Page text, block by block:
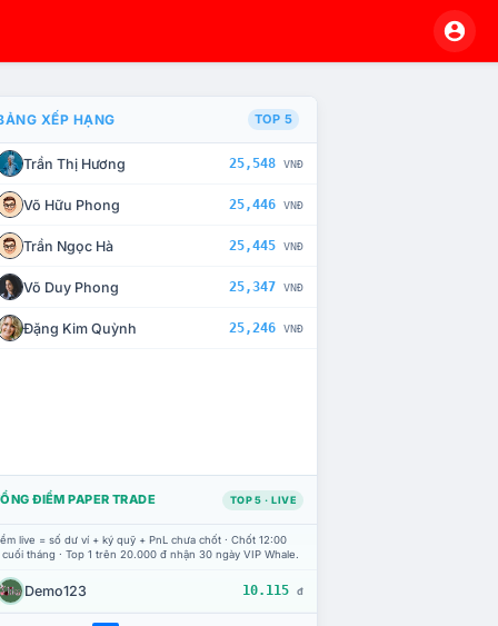
CHẾ TÀI XỬ LÝ VI PHẠM
XẾP HẠNG TOP 5
Trần Thị Hương 25,548 VNĐ
Võ Hữu Phong 25,446 VNĐ
Trần Ngọc Hà 25,445 VNĐ
Võ Duy Phong 25,347 VNĐ
Đặng Kim Quỳnh 25,246 VNĐ
ĐIỂM PAPER TRADE TOP 5 · LIVE
live = số dư ví + ký quỹ + PnL chưa chốt · Chốt 12:00
tháng · Top 1 trên 20.000 đ nhận 30 ngày VIP Whale.
Demo123 10.115 đ